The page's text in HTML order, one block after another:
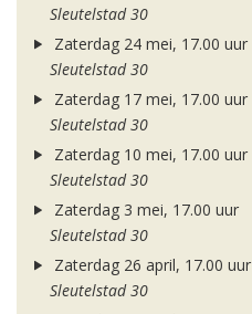
Sleutelstad 30
Zaterdag 24 mei, 17.00 uur
Sleutelstad 30
Zaterdag 17 mei, 17.00 uur
Sleutelstad 30
Zaterdag 10 mei, 17.00 uur
Sleutelstad 30
Zaterdag 3 mei, 17.00 uur
Sleutelstad 30
Zaterdag 26 april, 17.00 uur
Sleutelstad 30